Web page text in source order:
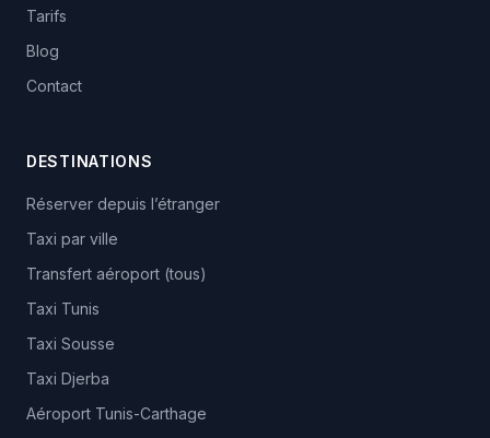
Tarifs
Blog
Contact
DESTINATIONS
Réserver depuis l’étranger
Taxi par ville
Transfert aéroport (tous)
Taxi Tunis
Taxi Sousse
Taxi Djerba
Aéroport Tunis-Carthage